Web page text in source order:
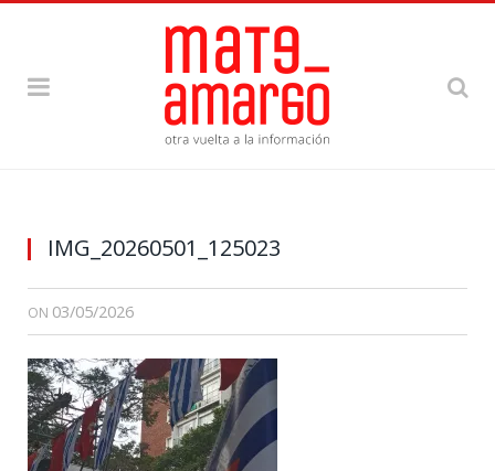
IMG_20260501_125023
ON 03/05/2026